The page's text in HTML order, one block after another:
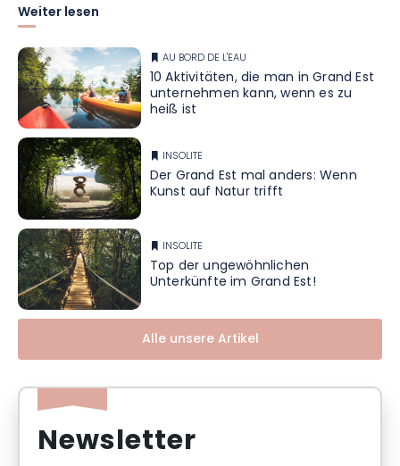
Weiter lesen
AU BORD DE L'EAU
10 Aktivitäten, die man in Grand Est
unternehmen kann, wenn es zu
heiß ist
INSOLITE
Der Grand Est mal anders: Wenn
Kunst auf Natur trifft
INSOLITE
Top der ungewöhnlichen
Unterkünfte im Grand Est!
Alle unsere Artikel
Newsletter